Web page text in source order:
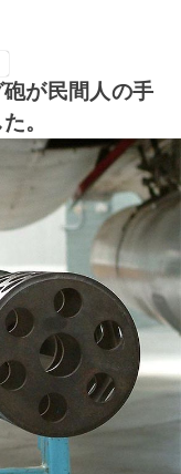
が民間人の手
。